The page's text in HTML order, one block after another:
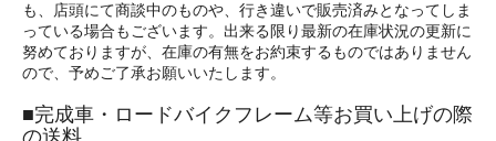
も、店頭にて商談中のものや、行き違いで販売済みとなってしま
っている場合もございます。出来る限り最新の在庫状況の更新に
努めておりますが、在庫の有無をお約束するものではありません
ので、予めご了承お願いいたします。
■完成車・ロードバイクフレーム等お買い上げの際